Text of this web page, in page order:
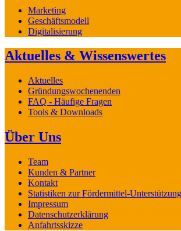
Marketing
Geschäftsmodell
Digitalisierung
Aktuelles & Wissenswertes
Aktuelles
Gründungswochenenden
FAQ - Häufige Fragen
Tools & Downloads
Über Uns
Team
Kunden & Partner
Kontakt
Statistiken zur Fördermittel-Unterstützung
Impressum
Datenschutzerklärung
Anfahrtsskizze